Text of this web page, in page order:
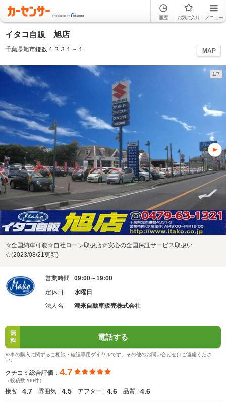
履歴 お気に入り メニュー
イタコ自販 旭店
千葉県旭市鎌数４３３１－１ MAP
1/7
☆全国納車可能☆自社ローン取扱店☆安心の全国保証サービス取扱い
☆(2023/08/21更新)
営業時間
09:00～19:00
定休日
水曜日
法人名
潮来自動車販売株式会社
無
料
電話する
※車の購入に関するご相談・確認専用ダイヤルです。その他のお問い合わせはご遠慮くださ
い。
クチコミ総合評価： 4.7
（投稿数200件）
接客 : 4.7 雰囲気 : 4.5 アフター : 4.6 品質 : 4.6